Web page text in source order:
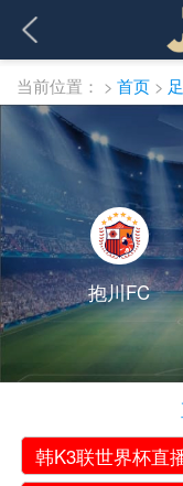
当前位置： > 首页 >
抱川FC
韩K3联世界杯直